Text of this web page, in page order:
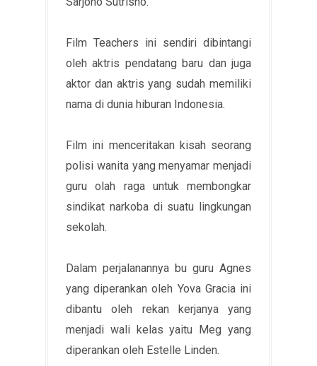
Film Teachers ini sendiri dibintangi
oleh aktris pendatang baru dan juga
aktor dan aktris yang sudah memiliki
nama di dunia hiburan Indonesia.
Film ini menceritakan kisah seorang
polisi wanita yang menyamar menjadi
guru olah raga untuk membongkar
sindikat narkoba di suatu lingkungan
sekolah.
Dalam perjalanannya bu guru Agnes
yang diperankan oleh Yova Gracia ini
dibantu oleh rekan kerjanya yang
menjadi wali kelas yaitu Meg yang
diperankan oleh Estelle Linden.